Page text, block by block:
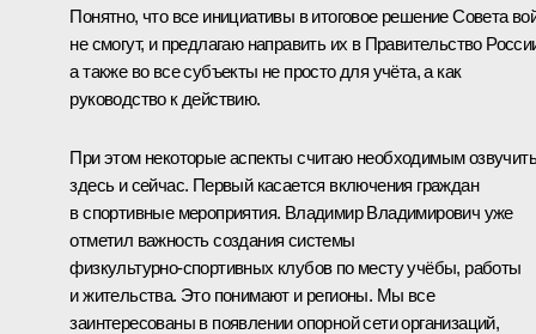
Понятно, что все инициативы в итоговое решение Совета
не смогут, и предлагаю направить их в Правительство
а также во все субъекты не просто для учёта, а как
руководство к действию.
При этом некоторые аспекты считаю необходимым озвучить
здесь и сейчас. Первый касается включения граждан
в спортивные мероприятия. Владимир Владимирович уже
отметил важность создания системы
физкультурно‑спортивных клубов по месту учёбы, работы
и жительства. Это понимают и регионы. Мы все
заинтересованы в появлении опорной сети организаций,